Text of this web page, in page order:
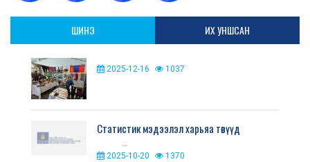
ШИНЭ ИХ УНШСАН
2025-12-16 1037
Статистик мэдээлэл харьяа төвүүд
...
2025-10-20 1370